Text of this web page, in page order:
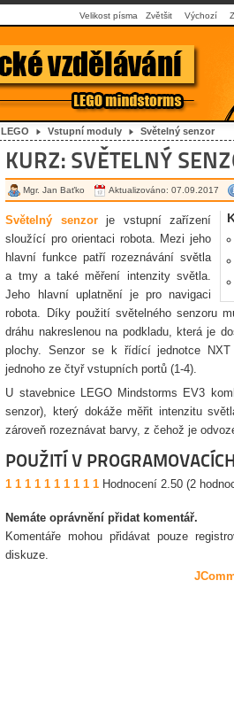
Velikost písma Zvětšit Výchozí
LEGO Vstupní moduly Světelný senzor
KURZ: SVĚTELNÝ
Mgr. Jan Baťko Aktualizováno: 07.09.2017
Světelný senzorje vstupní zařízení
sloužící pro orientaci robota. Mezi jeho
hlavní funkce patří rozeznávání světla
a tmy a také měření intenzity světla.
Jeho hlavní uplatnění je pro navigaci
robota. Díky použití světelného senzoru
dráhu nakreslenou na podkladu, která je
plochy. Senzor se k řídící jednotce NXT
jednoho ze čtyř vstupních portů (1-4).
U stavebnice LEGO Mindstorms EV3
senzor), který dokáže měřit intenzitu
zároveň rozeznávat barvy, z čehož je
POUŽITÍ V
1 1 1 1 1 1 1 1 1 1 Hodnocení 2.50 (2
Nemáte oprávnění přidat komentář.
Komentáře mohou přidávat pouze
diskuze.